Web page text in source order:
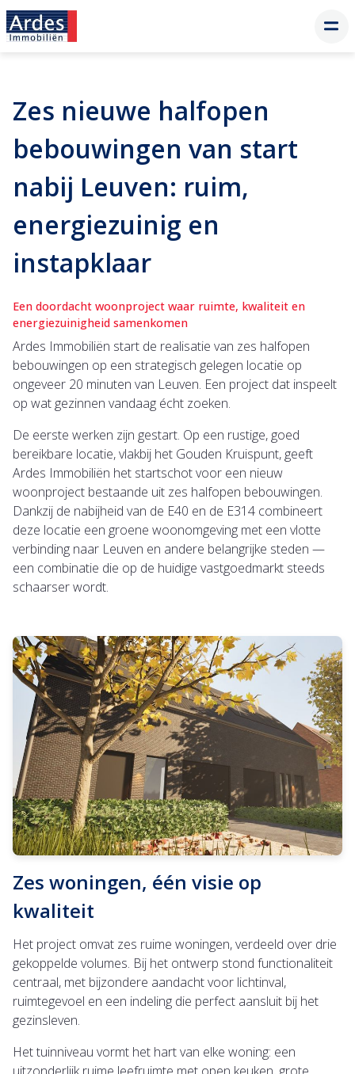
Zes nieuwe halfopen
bebouwingen van start
nabij Leuven: ruim,
energiezuinig en
instapklaar
Een doordacht woonproject waar ruimte, kwaliteit en
energiezuinigheid samenkomen
Ardes Immobiliën start de realisatie van zes halfopen
bebouwingen op een strategisch gelegen locatie op
ongeveer 20 minuten van Leuven. Een project dat inspeelt
op wat gezinnen vandaag écht zoeken.
De eerste werken zijn gestart. Op een rustige, goed
bereikbare locatie, vlakbij het Gouden Kruispunt, geeft
Ardes Immobiliën het startschot voor een nieuw
woonproject bestaande uit zes halfopen bebouwingen.
Dankzij de nabijheid van de E40 en de E314 combineert
deze locatie een groene woonomgeving met een vlotte
verbinding naar Leuven en andere belangrijke steden —
een combinatie die op de huidige vastgoedmarkt steeds
schaarser wordt.
Zes woningen, één visie op
kwaliteit
Het project omvat zes ruime woningen, verdeeld over drie
gekoppelde volumes. Bij het ontwerp stond functionaliteit
centraal, met bijzondere aandacht voor lichtinval,
ruimtegevoel en een indeling die perfect aansluit bij het
gezinsleven.
Het tuinniveau vormt het hart van elke woning: een